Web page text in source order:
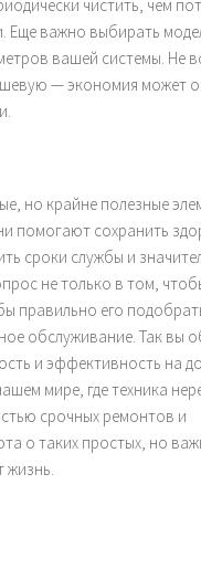
чистить, чем
Еще важно выбирать
вашей системы. Не
— экономия может
но крайне полезные
помогают сохранить
сроки службы и
не только в том,
правильно его
обслуживание. Так вы
и эффективность на
мире, где техника
срочных ремонтов и
о таких простых, но
жизнь.